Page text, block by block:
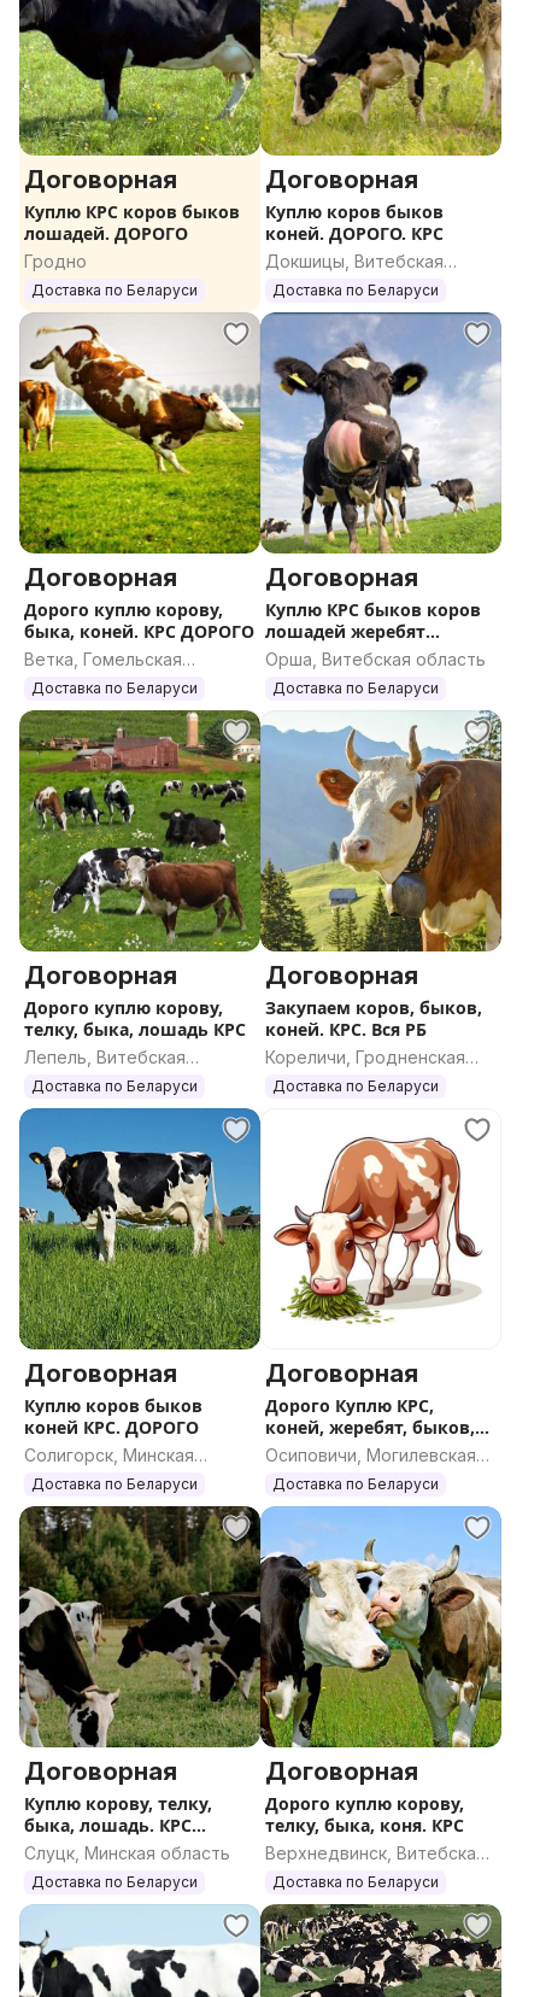
Договорная
Куплю КРС коров быков
лошадей. ДОРОГО
Гродно
Доставка по Беларуси
Договорная
Куплю коров быков
коней. ДОРОГО. КРС
Докшицы, Витебская
область
Доставка по Беларуси
Договорная
Дорого куплю корову,
быка, коней. КРС ДОРОГО
Ветка, Гомельская
область
Доставка по Беларуси
Договорная
Куплю КРС быков коров
лошадей жеребят
ДОРОГО
Орша, Витебская область
Доставка по Беларуси
Договорная
Дорого куплю корову,
телку, быка, лошадь КРС
Лепель, Витебская
область
Доставка по Беларуси
Договорная
Закупаем коров, быков,
коней. КРС. Вся РБ
Кореличи, Гродненская
область
Доставка по Беларуси
Договорная
Куплю коров быков
коней КРС. ДОРОГО
Солигорск, Минская
область
Доставка по Беларуси
Договорная
Дорого Куплю КРС,
коней, жеребят, быков,
коров
Осиповичи, Могилевская
область
Доставка по Беларуси
Договорная
Куплю корову, телку,
быка, лошадь. КРС
ДОРОГО
Слуцк, Минская область
Доставка по Беларуси
Договорная
Дорого куплю корову,
телку, быка, коня. КРС
Верхнедвинск, Витебская
область
Доставка по Беларуси